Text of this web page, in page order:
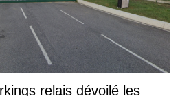
relais dévoilé les